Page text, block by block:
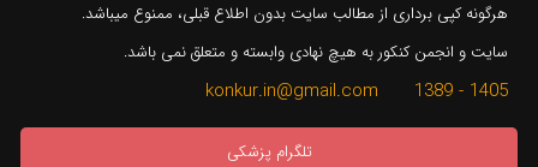
هرگونه کپی برداری از مطالب سایت بدون اطلاع قبلی، ممنوع میباشد.
سایت و انجمن کنکور به هیچ نهادی وابسته و متعلق نمی باشد.
1405 - 1389 konkur.in@gmail.com
تلگرام پزشکی